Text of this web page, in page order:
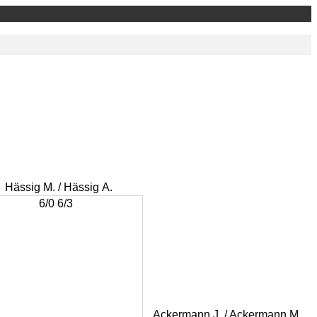
Hässig M. / Hässig A.
Ackermann J. / Ackermann M.
6/0 6/3